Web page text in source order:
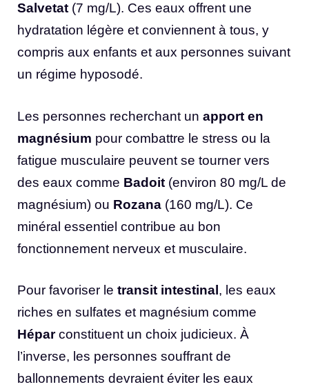
Salvetat (7 mg/L). Ces eaux offrent une
hydratation légère et conviennent à tous, y
compris aux enfants et aux personnes suivant
un régime hyposodé.
Les personnes recherchant un apport en
magnésium pour combattre le stress ou la
fatigue musculaire peuvent se tourner vers
des eaux comme Badoit (environ 80 mg/L de
magnésium) ou Rozana (160 mg/L). Ce
minéral essentiel contribue au bon
fonctionnement nerveux et musculaire.
Pour favoriser le transit intestinal , les eaux
riches en sulfates et magnésium comme
Héparconstituent un choix judicieux. À
l’inverse, les personnes souffrant de
ballonnements devraient éviter les eaux